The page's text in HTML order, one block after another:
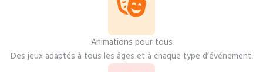
Animations pour tous
Des jeux adaptés à tous les âges et à chaque type d’événement.